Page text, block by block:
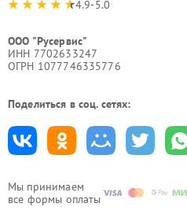
Мы принимаем
все формы оплаты
4.9-5.0
ООО "Русервис"
ИНН 7702633247
ОГРН 1077746335776
Поделиться в соц. сетях: